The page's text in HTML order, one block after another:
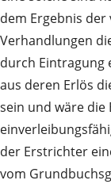
dem Ergebnis
Verhandlungen
durch Eintragung
aus deren Erlös
sein und wäre die
der Erstrichter
vom